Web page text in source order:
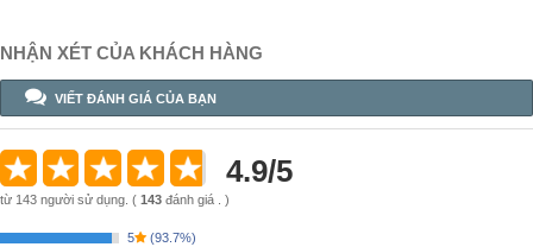
NHẬN XÉT CỦA KHÁCH HÀNG
VIẾT ĐÁNH GIÁ CỦA BẠN
4.9/5
từ 143 người sử dụng. ( 143 đánh giá . )
5 (93.7%)